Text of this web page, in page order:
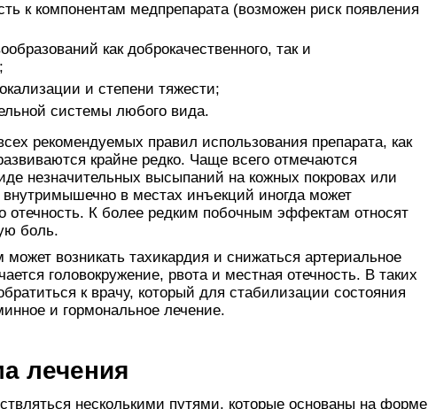
к компонентам медпрепарата (возможен риск появления
как доброкачественного, так и
и степени тяжести;
системы любого вида.
рекомендуемых правил использования препарата, как
крайне редко. Чаще всего отмечаются
незначительных высыпаний на кожных покровах или
в местах инъекций иногда может
отечность. К более редким побочным эффектам относят
боль.
возникать тахикардия и снижаться артериальное
головокружение, рвота и местная отечность. В таких
к врачу, который для стабилизации состояния
и гормональное лечение.
лечения
несколькими путями, которые основаны на форме